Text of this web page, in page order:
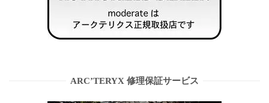
ARC’TERYX 修理保証サービス